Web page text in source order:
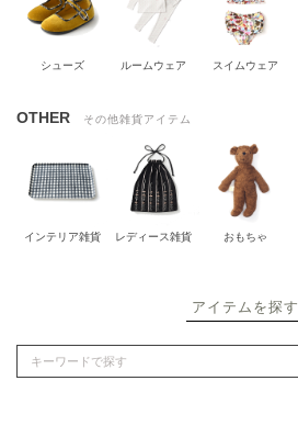
シューズ ルームウェア スイムウェア
OTHER その他雑貨アイテム
インテリア雑貨 レディース雑貨 おもちゃ
アイテムを探す